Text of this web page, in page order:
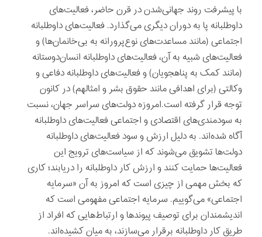
با پیشرفت روند جهانی‌شدن در قرن حاضر، فعالیت‌های
داوطلبانه پا به دوران دیگری می‌گذارد. فعالیت‌های داوطلبانه
اجتماعی (مانند مساعدت‌های نوع‌پرورانه به بی‌خانمان‌ها) و
فعالیت‌های شبیه به آن، فعالیت‌های داوطلبانه انسان‌دوستانه
(مانند کمک به پناهجویان) و فعالیت‌های داوطلبانه دفاعی و
وکالتی (برای اهدافی مانند حقوق بشر و امثالهم) در کانون
توجه قرار گرفته است.امروزه دولت‌های سراسر جهان، نسبت
به سودمندی‌های اقتصادی و اجتماعی فعالیت‌های داوطلبانه
آگاه شده‌اند. به دلیل ارزش و سود فعالیت‌های داوطلبانه
دولت‌ها تشویق می‌شوند که از سیاست‌های ترویج این
فعالیت‌ها حمایت کنند و ارزش کار داوطلبانه را دریابند؛ کاری
که بخش مهمی از چیزی است که امروز به آن «سرمایه
اجتماعی» می‌گوییم. سرمایه اجتماعی مفهومی است که
اندیشمندان برای توصیف پیوندها و ارتباط‌هایی که افراد از
طریق کار داوطلبانه برقرار می‌سازند، به میان کشیده‌اند.